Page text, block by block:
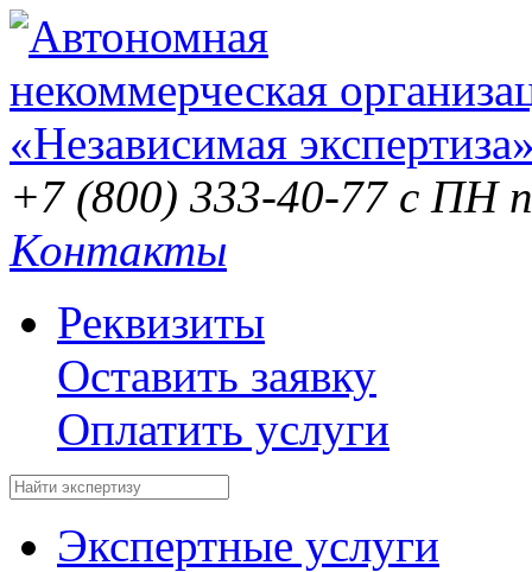
+7 (800) 333-40-77 с ПН
Контакты
Реквизиты
Оставить заявку
Оплатить услуги
Экспертные услуги